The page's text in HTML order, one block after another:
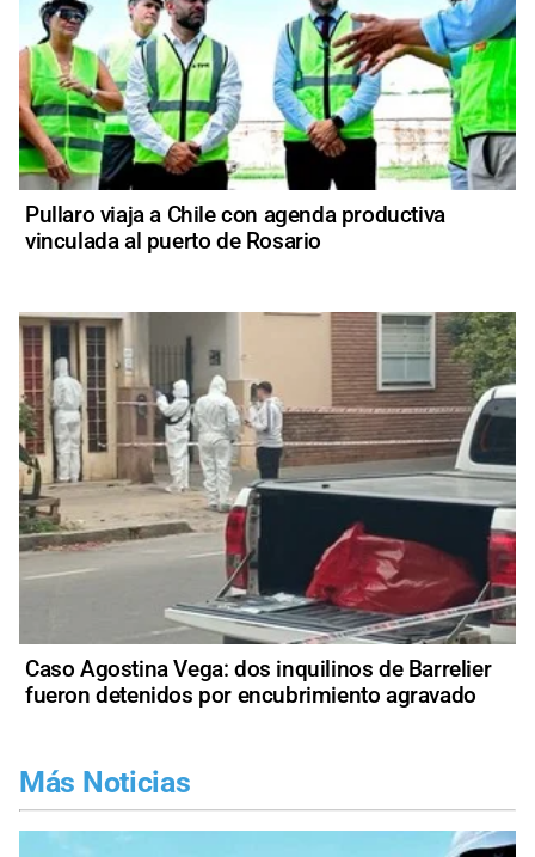
Pullaro viaja a Chile con agenda productiva
vinculada al puerto de Rosario
Caso Agostina Vega: dos inquilinos de Barrelier
fueron detenidos por encubrimiento agravado
Más Noticias